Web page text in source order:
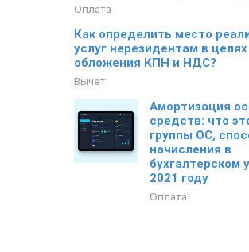
Оплата
Как определить место
услуг нерезидентам в целях
обложения КПН и НДС?
Вычет
Амортизация
средств: что
группы ОС,
начисления в
бухгалтерском
2021 году
Оплата